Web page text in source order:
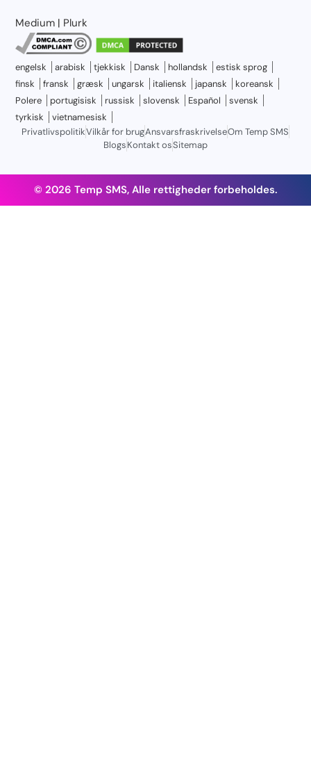
Medium | Plurk
engelsk arabisk tjekkisk Dansk hollandsk
estisk sprog
finsk
fransk græsk ungarsk italiensk japansk
koreansk
Polere
portugisisk russisk slovensk Español
svensk
tyrkisk
vietnamesisk
PrivatlivspolitikVilkår for brugAnsvarsfraskrivelseOm Temp SMS
BlogsKontakt osSitemap
© 2026 Temp SMS, Alle rettigheder forbeholdes.